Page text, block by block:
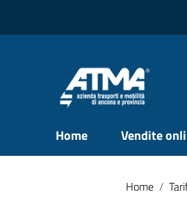
Home Vendite
Home /